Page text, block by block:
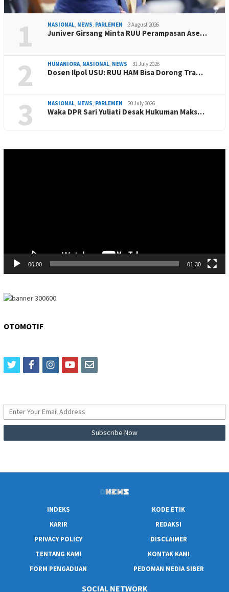
1 NASIONAL NEWS PARLEMEN 3 August 2026
Juniver Girsang Minta RUU Perampasan Ase…
2 HUMANIORA NASIONAL NEWS 31 July 2026
Dosen Ilpol USU: RUU HAM Bisa Dorong Tra…
3 NASIONAL NEWS PARLEMEN 20 July 2026
Waka DPR Sari Yuliati Desak Hukuman Maks…
00:00 01:30
OTOMOTIF
twitterfacebookinstagram
youtubeemail
INDEKS
KODE ETIK
KARIR
REDAKSI
PRIVACY POLICY
DISCLAIMER
TENTANG KAMI
KONTAK KAMI
FORM PENGADUAN
PEDOMAN MEDIA SIBER
SOCIAL NETWORK